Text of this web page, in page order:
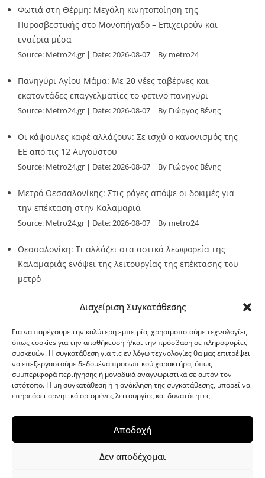
Διαχείριση Συγκατάθεσης
Για να παρέχουμε την καλύτερη εμπειρία, χρησιμοποιούμε τεχνολογίες
όπως cookies για την αποθήκευση ή/και την πρόσβαση σε πληροφορίες
συσκευών. Η συγκατάθεση για τις εν λόγω τεχνολογίες θα μας επιτρέψει
να επεξεργαστούμε δεδομένα προσωπικού χαρακτήρα, όπως
συμπεριφορά περιήγησης ή μοναδικά αναγνωριστικά σε αυτόν τον
ιστότοπο. Η μη συγκατάθεση ή η ανάκληση της συγκατάθεσης, μπορεί να
επηρεάσει αρνητικά ορισμένες λειτουργίες και δυνατότητες.
Αποδοχή
Δεν αποδέχομαι
Φωτιά στη Θέρμη: Μεγάλη κινητοποίηση της
Πυροσβεστικής στο Μονοπήγαδο – Επιχειρούν και
εναέρια μέσα
Source: Metro24.gr Date: 2026-08-07 By metro24
Πανηγύρι Αγίου Μάμα: Με 20 νέες ταβέρνες και
εκατοντάδες επαγγελματίες το φετινό πανηγύρι
Source: Metro24.gr Date: 2026-08-07 By Γιώργος Βένης
Οι κάψουλες καφέ αλλάζουν: Σε ισχύ ο κανονισμός της
ΕΕ από τις 12 Αυγούστου
Source: Metro24.gr Date: 2026-08-07 By Γιώργος Βένης
Μετρό Θεσσαλονίκης: Στις ράγες απόψε οι δοκιμές για
την επέκταση στην Καλαμαριά
Source: Metro24.gr Date: 2026-08-07 By metro24
Θεσσαλονίκη: Τι αλλάζει στα αστικά λεωφορεία της
Καλαμαριάς ενόψει της λειτουργίας της επέκτασης του
μετρό
G-point.gr